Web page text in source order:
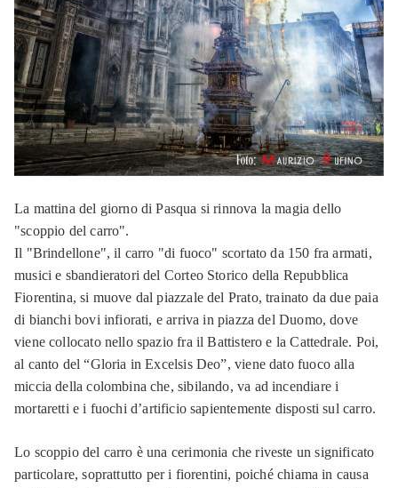
La mattina del giorno di Pasqua si rinnova la magia dello
"scoppio del carro".
Il "Brindellone", il carro "di fuoco" scortato da 150 fra armati,
musici e sbandieratori del Corteo Storico della Repubblica
Fiorentina, si muove dal piazzale del Prato, trainato da due paia
di bianchi bovi infiorati, e arriva in piazza del Duomo, dove
viene collocato nello spazio fra il Battistero e la Cattedrale. Poi,
al canto del “Gloria in Excelsis Deo”, viene dato fuoco alla
miccia della colombina che, sibilando, va ad incendiare i
mortaretti e i fuochi d’artificio sapientemente disposti sul carro.
Lo scoppio del carro è una cerimonia che riveste un significato
particolare, soprattutto per i fiorentini, poiché chiama in causa